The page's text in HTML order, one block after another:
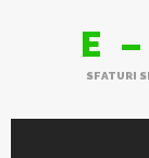
E
SFATURI